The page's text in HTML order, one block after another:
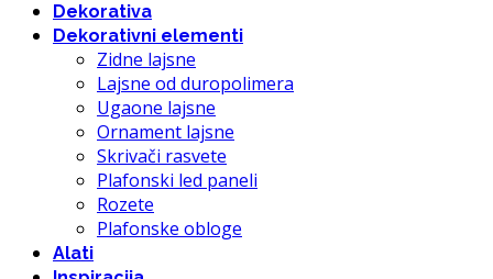
Dekorativa
Dekorativni elementi
Zidne lajsne
Lajsne od duropolimera
Ugaone lajsne
Ornament lajsne
Skrivači rasvete
Plafonski led paneli
Rozete
Plafonske obloge
Alati